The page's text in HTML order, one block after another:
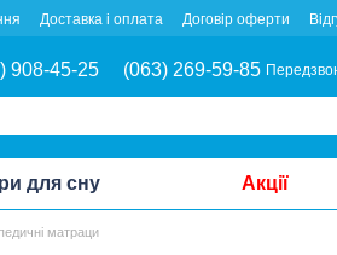
Доставка і оплата Договір оферти
908-45-25 (063) 269-59-85
для сну Акції
матраци